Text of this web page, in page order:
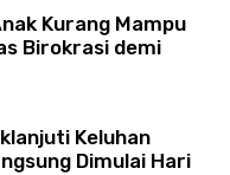
Kurang Mampu
Birokrasi demi
Keluhan
Dimulai Hari